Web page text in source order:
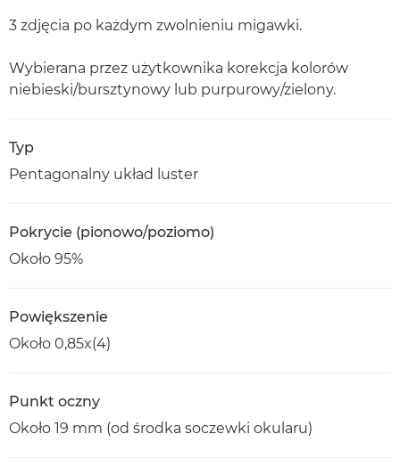
3 zdjęcia po każdym zwolnieniu migawki.
Wybierana przez użytkownika korekcja kolorów
niebieski/bursztynowy lub purpurowy/zielony.
Typ
Pentagonalny układ luster
Pokrycie (pionowo/poziomo)
Około 95%
Powiększenie
Około 0,85x(4)
Punkt oczny
Około 19 mm (od środka soczewki okularu)